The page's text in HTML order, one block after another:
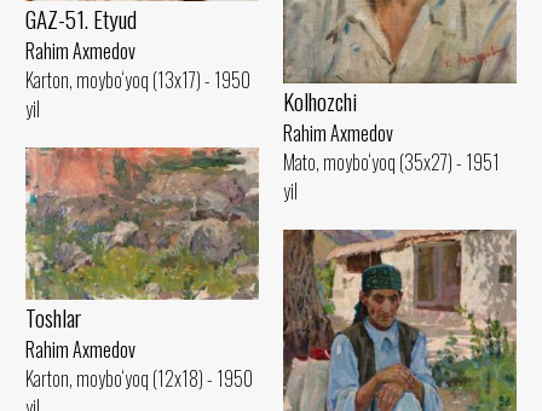
Kolhozchi
Rahim Axmedov
Mato, moybo‘yoq (35x27) - 1951
yil
GAZ-51. Etyud
Rahim Axmedov
Karton, moybo‘yoq (13x17) - 1950
yil
Toshlar
Rahim Axmedov
Karton, moybo‘yoq (12x18) - 1950